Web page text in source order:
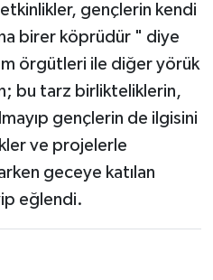
gençlerin kendi
birer köprüdür " diye
örgütleri ile diğer yörük
bu tarz birlikteliklerin,
gençlerin de ilgisini
ve projelerle
geceye katılan
eğlendi.